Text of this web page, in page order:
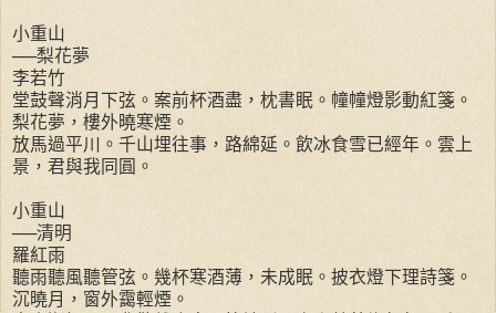
小重山
──梨花夢
李若竹
堂鼓聲消月下弦。案前杯酒盡，枕書眠。幢幢燈影動紅箋。
梨花夢，樓外曉寒煙。
放馬過平川。千山埋往事，路綿延。飲冰食雪已經年。雲上
景，君與我同圓。
小重山
──清明
羅紅雨
聽雨聽風聽管弦。幾杯寒酒薄，未成眠。披衣燈下理詩箋。
沉曉月，窗外靄輕煙。